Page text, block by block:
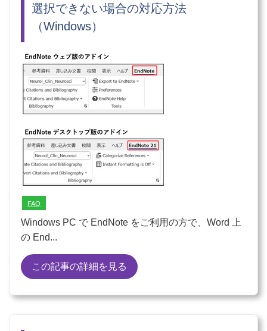
選択できない場合の対応方法
（Windows）
FAQ
Windows PC で EndNote をご利用の方で、Word 上
の End...
この記事の詳細を見る